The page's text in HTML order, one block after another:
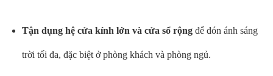
Tận dụng hệ cửa kính lớn và cửa sổ rộngđể đón ánh sáng
trời tối đa, đặc biệt ở phòng khách và phòng ngủ.